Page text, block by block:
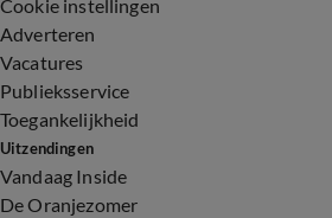
Cookie instellingen
Adverteren
Vacatures
Publieksservice
Toegankelijkheid
Uitzendingen
Vandaag Inside
De Oranjezomer